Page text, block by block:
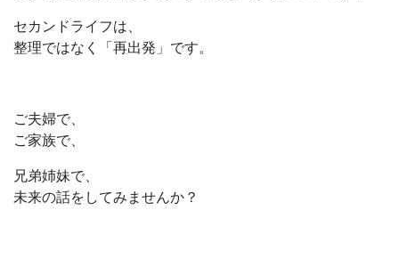
セカンドライフは、
整理ではなく「再出発」です。
ご夫婦で、
ご家族で、
兄弟姉妹で、
未来の話をしてみませんか？